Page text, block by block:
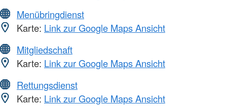
Menübringdienst
Karte: Link zur Google Maps Ansicht
Mitgliedschaft
Karte: Link zur Google Maps Ansicht
Rettungsdienst
Karte: Link zur Google Maps Ansicht